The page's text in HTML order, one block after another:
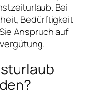
Bei
Bedürftigkeit
Anspruch auf